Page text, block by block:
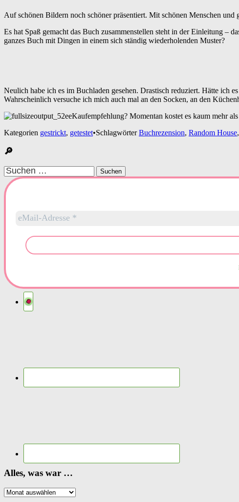
Auf schönen Bildern noch schöner präsentiert. Mit schönen Menschen
Es hat Spaß gemacht das Buch zusammenstellen steht in der Einleitung –
ganzes Buch mit Dingen in einem sich ständig wiederholenden Muster?
Neulich habe ich es im Buchladen gesehen. Drastisch reduziert. Hätte ich
Wahrscheinlich versuche ich mich auch mal an den Socken, an den
Kaufempfehlung? Momentan kostet es kaum mehr
Kategorien gestrickt, getestet•SchlagwörterBuchrezension, Random House,
🔎
Suchen
nach:
Alles, was war …
Alles,